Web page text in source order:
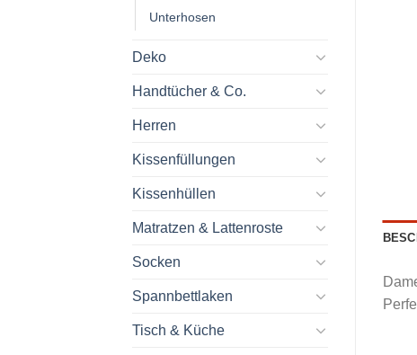
Unterhosen
Deko
Handtücher & Co.
Herren
Kissenfüllungen
Kissenhüllen
Matratzen & Lattenroste
Socken
Spannbettlaken
Tisch & Küche